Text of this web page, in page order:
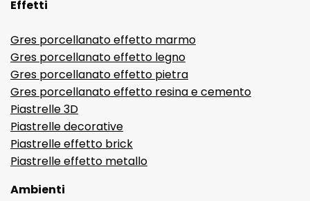
Effetti
Gres porcellanato effetto marmo
Gres porcellanato effetto legno
Gres porcellanato effetto pietra
Gres porcellanato effetto resina e cemento
Piastrelle 3D
Piastrelle decorative
Piastrelle effetto brick
Piastrelle effetto metallo
Ambienti